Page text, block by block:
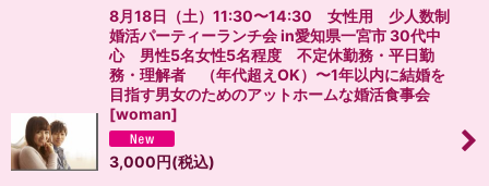
8月18日（土）11:30〜14:30 女性用 少人数制
婚活パーティーランチ会 in愛知県一宮市 30代中
心 男性5名女性5名程度 不定休勤務・平日勤
務・理解者 （年代超えOK）〜1年以内に結婚を
目指す男女のためのアットホームな婚活食事会
[woman]
3,000円(税込)